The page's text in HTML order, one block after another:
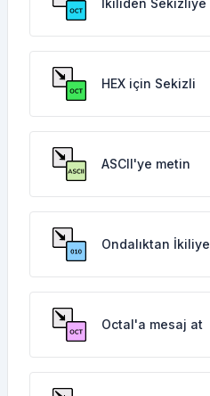
İkiliden Sekizliye
HEX için Sekizli
ASCII'ye metin
Ondalıktan İkiliye
Octal'a mesaj at